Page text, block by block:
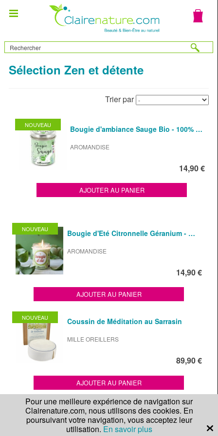
Sélection Zen et détente
Trier par
NOUVEAU Bougie d'ambiance Sauge Bio - 100% …
AROMANDISE
14,90 €
AJOUTER AU PANIER
NOUVEAU Bougie d'Eté Citronnelle Géranium - …
AROMANDISE
14,90 €
AJOUTER AU PANIER
NOUVEAU Coussin de Méditation au Sarrasin
MILLE OREILLERS
89,90 €
AJOUTER AU PANIER
Linette® aux graines de Lin - …
MILLE OREILLERS
Pour une meilleure expérience de navigation sur
Clairenature.com, nous utilisons des cookies. En
poursuivant votre navigation, vous acceptez leur
utilisation. En savoir plus